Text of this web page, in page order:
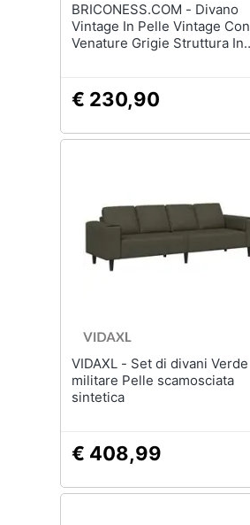
BRICONESS.COM - Divano
Vintage In Pelle Vintage Con
Venature Grigie Struttura In
€ 230,90
VIDAXL - Set di divani Verde
militare Pelle scamosciata
sintetica
€ 408,99